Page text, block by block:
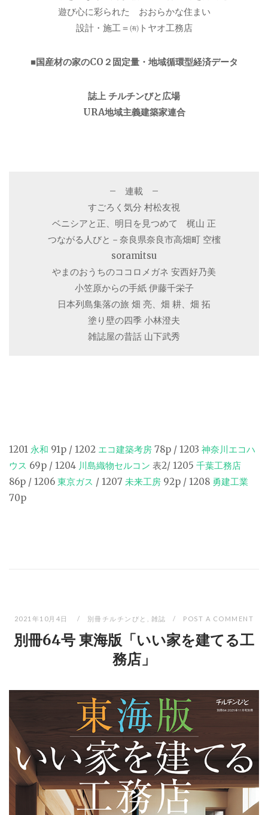
遊び心に彩られた おおらかな住まい
設計・施工＝㈲トヤオ工務店
■国産材の家のCO２固定量・地域循環型経済データ
誌上 チルチンびと広場
URA地域主義建築家連合
– 連載 –
すごろく気分 村松友視
ベニシアと正、明日を見つめて 梶山 正
つながる人びと－奈良県奈良市高畑町 空櫁
soramitsu
やまのおうちのココロメガネ 安西好乃美
小笠原からの手紙 伊藤千栄子
日本列島集落の旅 畑 亮、畑 耕、畑 拓
塗り壁の四季 小林澄夫
雑誌屋の昔話 山下武秀
1201 永和 91p / 1202 エコ建築考房 78p / 1203 神奈川エコハ
ウス 69p / 1204 川島織物セルコン 表2/ 1205 千葉工務店
86p / 1206 東京ガス / 1207 未来工房 92p / 1208 勇建工業
70p
2021年10月4日 別冊チルチンびと 雑誌 POST A COMMENT
別冊64号 東海版「いい家を建てる工
務店」